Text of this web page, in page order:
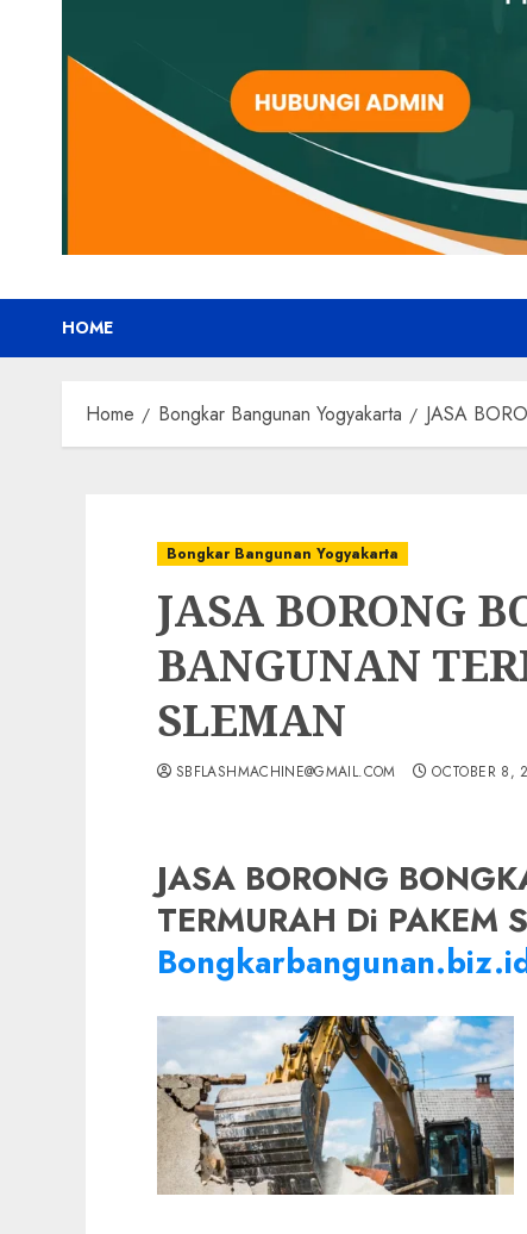
HOME
Home Bongkar Bangunan Yogyakarta JASA
Bongkar Bangunan Yogyakarta
JASA BORONG
BANGUNAN
SLEMAN
SBFLASHMACHINE@GMAIL.COM OCTOBER 8,
JASA BORONG
TERMURAH Di PAKEM